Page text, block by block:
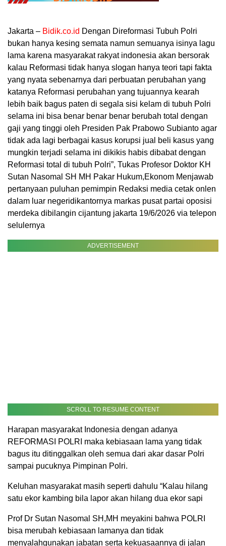
Jakarta – Bidik.co.id Dengan Direformasi Tubuh Polri
bukan hanya kesing semata namun semuanya isinya lagu
lama karena masyarakat rakyat indonesia akan bersorak
kalau Reformasi tidak hanya slogan hanya teori tapi fakta
yang nyata sebenarnya dari perbuatan perubahan yang
katanya Reformasi perubahan yang tujuannya kearah
lebih baik bagus paten di segala sisi kelam di tubuh Polri
selama ini bisa benar benar benar berubah total dengan
gaji yang tinggi oleh Presiden Pak Prabowo Subianto agar
tidak ada lagi berbagai kasus korupsi jual beli kasus yang
mungkin terjadi selama ini dikikis habis dibabat dengan
Reformasi total di tubuh Polri”, Tukas Profesor Doktor KH
Sutan Nasomal SH MH Pakar Hukum,Ekonom Menjawab
pertanyaan puluhan pemimpin Redaksi media cetak onlen
dalam luar negeridikantornya markas pusat partai oposisi
merdeka dibilangin cijantung jakarta 19/6/2026 via telepon
selulernya
ADVERTISEMENT
SCROLL TO RESUME CONTENT
Harapan masyarakat Indonesia dengan adanya
REFORMASI POLRI maka kebiasaan lama yang tidak
bagus itu ditinggalkan oleh semua dari akar dasar Polri
sampai pucuknya Pimpinan Polri.
Keluhan masyarakat masih seperti dahulu “Kalau hilang
satu ekor kambing bila lapor akan hilang dua ekor sapi
Prof Dr Sutan Nasomal SH,MH meyakini bahwa POLRI
bisa merubah kebiasaan lamanya dan tidak
menyalahgunakan jabatan serta kekuasaannya di jalan